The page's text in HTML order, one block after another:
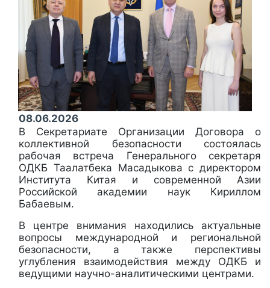
08.06.2026
В Секретариате Организации Договора о
коллективной безопасности состоялась
рабочая встреча Генерального секретаря
ОДКБ Таалатбека Масадыкова с директором
Института Китая и современной Азии
Российской академии наук Кириллом
Бабаевым.
В центре внимания находились актуальные
вопросы международной и региональной
безопасности, а также перспективы
углубления взаимодействия между ОДКБ и
ведущими научно-аналитическими центрами.